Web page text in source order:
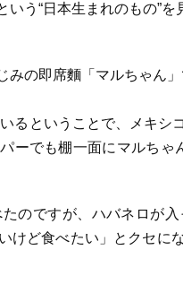
う“日本生まれのもの”を
の即席麵「マルちゃん」
るということで、メキ
ーでも棚一面にマルちゃ
のですが、ハバネロが
けど食べたい」とクセに